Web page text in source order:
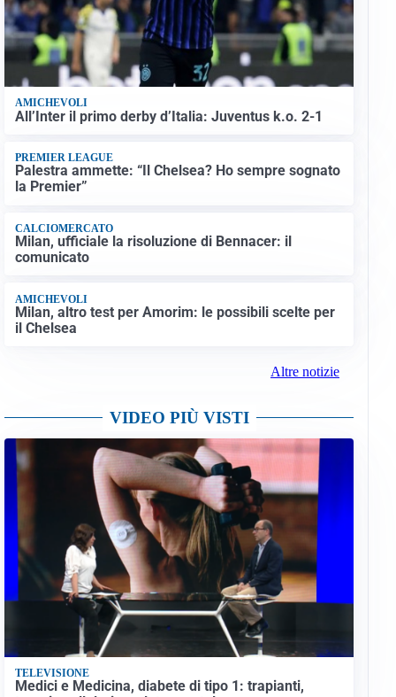
AMICHEVOLI
All’Inter il primo derby d’Italia: Juventus k.o. 2-1
PREMIER LEAGUE
Palestra ammette: “Il Chelsea? Ho sempre sognato
la Premier”
CALCIOMERCATO
Milan, ufficiale la risoluzione di Bennacer: il
comunicato
AMICHEVOLI
Milan, altro test per Amorim: le possibili scelte per
il Chelsea
Altre notizie
VIDEO PIÙ VISTI
TELEVISIONE
Medici e Medicina, diabete di tipo 1: trapianti,